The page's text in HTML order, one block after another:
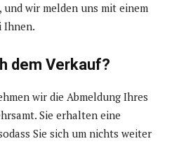
und wir melden uns mit einem
Ihnen.
dem Verkauf?
wir die Abmeldung Ihres
Sie erhalten eine
Sie sich um nichts weiter